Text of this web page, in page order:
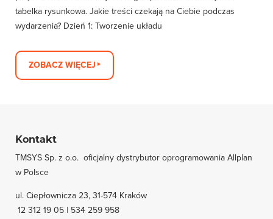
tabelka rysunkowa. Jakie treści czekają na Ciebie podczas
wydarzenia? Dzień 1: Tworzenie układu
ZOBACZ WIĘCEJ
Kontakt
TMSYS Sp. z o.o. ­ oficjalny dystrybutor oprogramowania Allplan
w Polsce
ul. Ciepłownicza 23, 31-574 Kraków
12 312 19 05 | 534 259 958